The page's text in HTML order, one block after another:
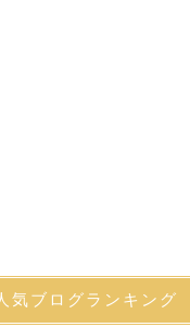
気ブログランキング